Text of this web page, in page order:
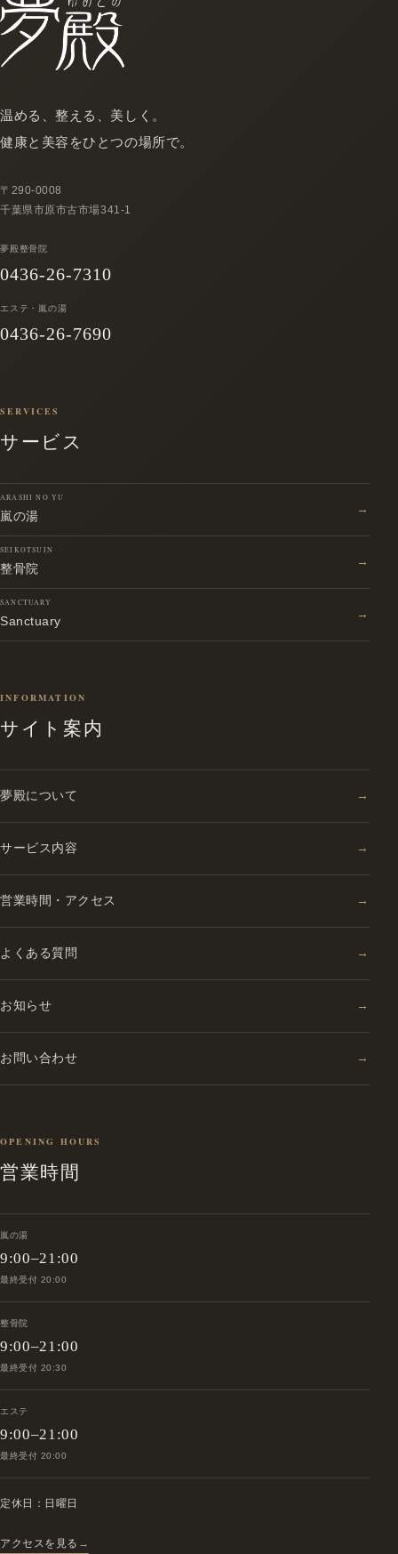
温める、整える、美しく。
健康と美容をひとつの場所で。
〒290-0008
千葉県市原市古市場341-1
夢殿整骨院
0436-26-7310
エステ・嵐の湯
0436-26-7690
SERVICES
サービス
ARASHI NO YU
嵐の湯 →
SEIKOTSUIN
整骨院 →
SANCTUARY
Sanctuary →
INFORMATION
サイト案内
夢殿について →
サービス内容 →
営業時間・アクセス →
よくある質問 →
お知らせ →
お問い合わせ →
OPENING HOURS
営業時間
嵐の湯
9:00–21:00
最終受付 20:00
整骨院
9:00–21:00
最終受付 20:30
エステ
9:00–21:00
最終受付 20:00
定休日：日曜日
アクセスを見る →